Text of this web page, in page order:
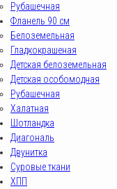
Рубашечная
Фланель 90 см
Белоземельная
Гладкокрашеная
Детская белоземельная
Детская особомодная
Рубашечная
Халатная
Шотландка
Диагональ
Двунитка
Суровые ткани
ХПП